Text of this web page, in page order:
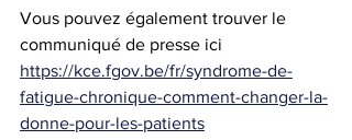
Vous pouvez également trouver le
communiqué de presse ici
https://kce.fgov.be/fr/syndrome-de-
fatigue-chronique-comment-changer-la-
donne-pour-les-patients